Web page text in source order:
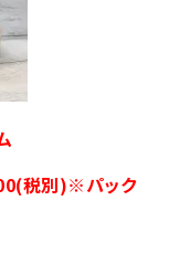
税別)※パック